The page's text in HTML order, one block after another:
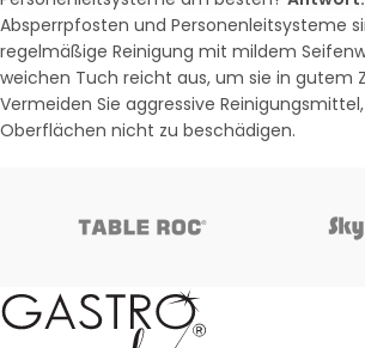
Absperrpfosten und Personenleitsysteme
regelmäßige Reinigung mit mildem
weichen Tuch reicht aus, um sie in gutem
Vermeiden Sie aggressive
Oberflächen nicht zu beschädigen.